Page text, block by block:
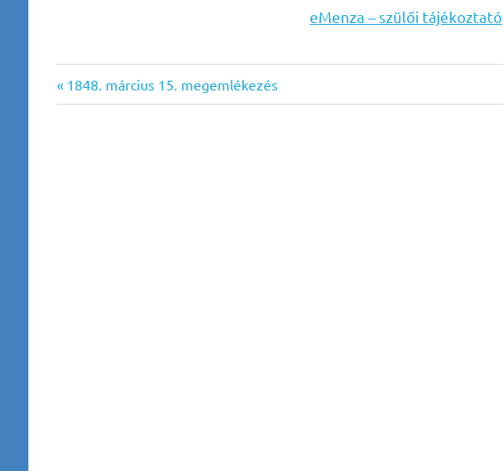
eMenza – szülői tájékoztató
Bejegyzés
Previous
Post:
1848. március 15. megemlékezés